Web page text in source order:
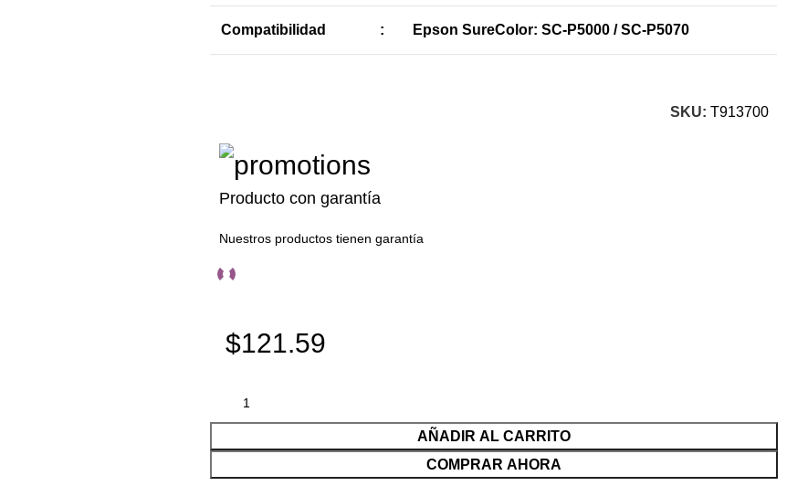
Compatibilidad : Epson SureColor: SC-P5000 / SC-P5070
SKU: T913700
Producto con garantía
Nuestros productos tienen garantía
$121.59
AÑADIR AL CARRITO
COMPRAR AHORA